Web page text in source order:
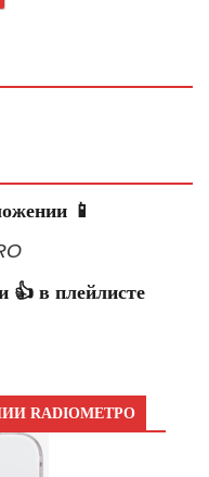
📱
👍 в плейлисте
RADIOМЕТРО